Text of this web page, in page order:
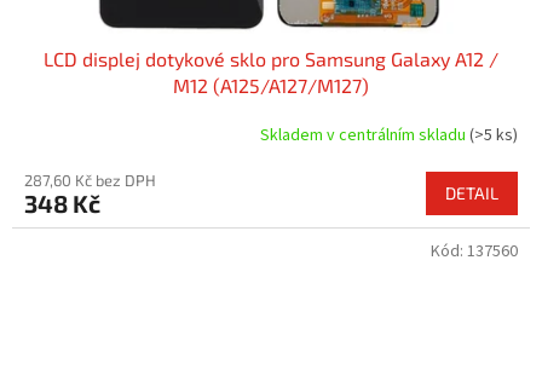
LCD displej dotykové sklo pro Samsung Galaxy A12 /
M12 (A125/A127/M127)
Skladem v centrálním skladu (>5 ks)
287,60 Kč bez DPH
348 Kč DETAIL
Kód: 137560